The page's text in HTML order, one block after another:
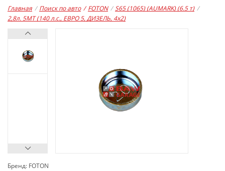
Главная / Поиск по авто / FOTON / S65 (1065) (AUMARK) (6.5 т) /
2,8л. 5MT (140 л.с., ЕВРО 5, ДИЗЕЛЬ, 4x2)
Бренд: FOTON